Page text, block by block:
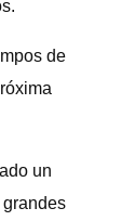
de
un